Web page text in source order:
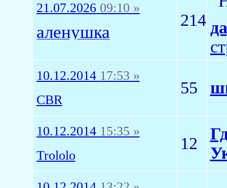
21.07.2026 09:10 »
аленушка
214
10.12.2014 17:53 »
CBR
55
10.12.2014 15:35 »
Trololo
12